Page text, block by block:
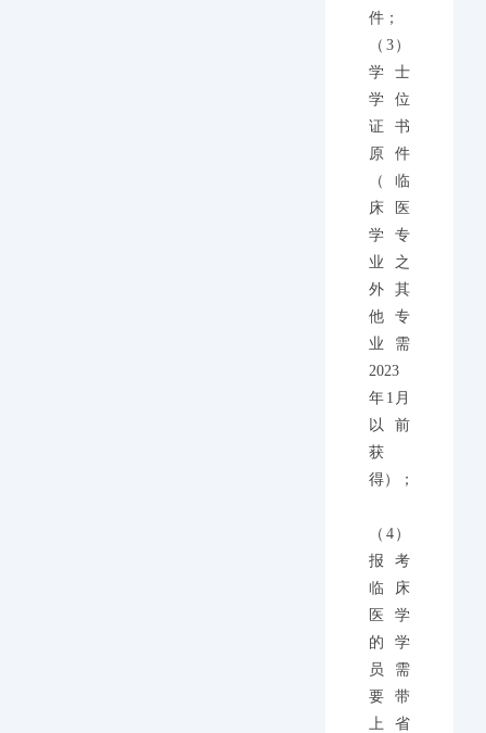
件；
（3）
学士
学位
证书
原件
（临
床医
学专
业之
外其
他专
业需
2023
年1月
以前
获
得）；
（4）
报考
临床
医学
的学
员需
要带
上省